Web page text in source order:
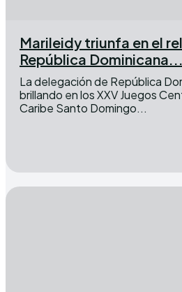
Marileidy triunfa en el
República Dominicana...
La delegación de República
brillando en los XXV Juegos
Caribe Santo Domingo...